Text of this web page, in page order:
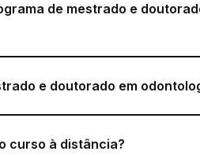
de mestrado e
e doutorado em
curso à distância?